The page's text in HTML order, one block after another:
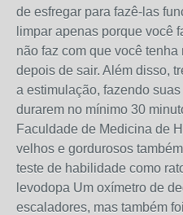
de esfregar para fazê-las
limpar apenas porque você
não faz com que você
depois de sair. Além disso,
a estimulação, fazendo
durarem no mínimo 30
Faculdade de Medicina de
velhos e gordurosos
teste de habilidade como
levodopa Um oxímetro de
escaladores, mas também